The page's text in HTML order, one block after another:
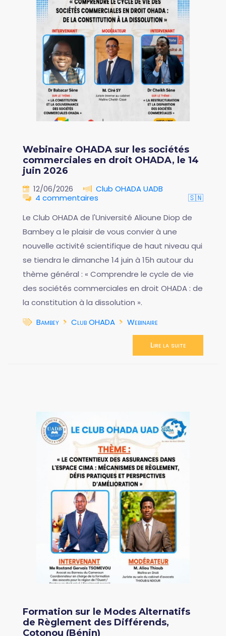
Webinaire OHADA sur les sociétés
commerciales en droit OHADA, le 14
juin 2026
12/06/2026
Club OHADA UADB
4 commentaires
🇸🇳
Le Club OHADA de l'Université Alioune Diop de
Bambey a le plaisir de vous convier à une
nouvelle activité scientifique de haut niveau qui
se tiendra le dimanche 14 juin à 15h autour du
thème général : « Comprendre le cycle de vie
des sociétés commerciales en droit OHADA : de
la constitution à la dissolution ».
Bambey
Club OHADA Webinaire
Lire la suite
Formation sur le Modes Alternatifs
de Règlement des Différends,
Cotonou (Bénin)